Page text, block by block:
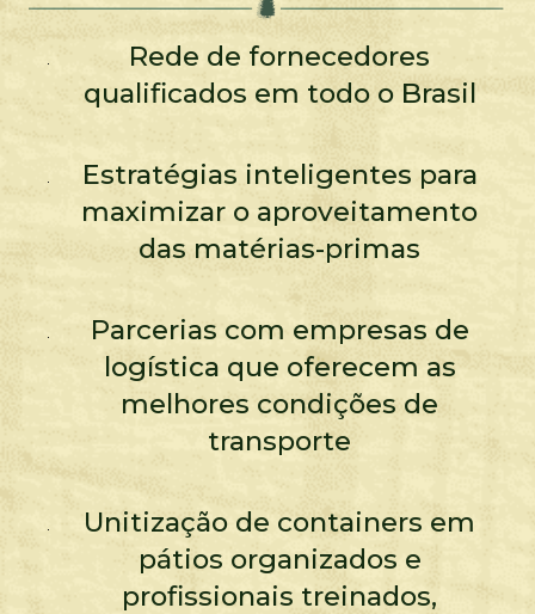
Rede de fornecedores
qualificados em todo o Brasil
Estratégias inteligentes para
maximizar o aproveitamento
das matérias-primas
Parcerias com empresas de
logística que oferecem as
melhores condições de
transporte
Unitização de containers em
pátios organizados e
profissionais treinados,